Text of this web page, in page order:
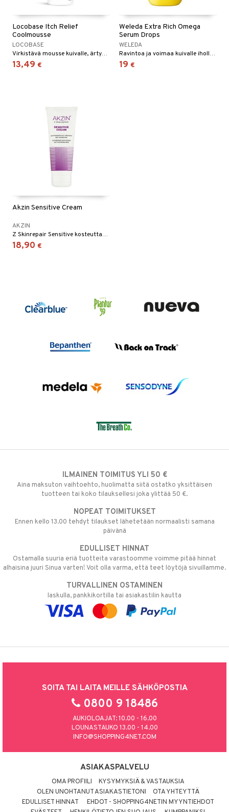
Locobase Itch Relief
Coolmousse
LOCOBASE
Virkistävä mousse kuivalle, ärtyneelle ja kutiavalle iholle
13,49 €
Weleda Extra Rich Omega
Serum Drops
WELEDA
Ravintoa ja voimaa kuivalle iholle – omega- ja avokadoöljyllä
19 €
Akzin Sensitive Cream
AKZIN
Z Skinrepair Sensitive kosteuttaa ihoa erityisen hyvin ja sopii erityisesti herkälle, kuivalle, kutiavalle ja ärtyneelle iholle sekä lapsilla että aikuisilla.
18,90 €
ILMAINEN TOIMITUS YLI 50 €
Aina maksuton vaihtoehto, huolimatta siitä ostatko yksittäisen
tuotteen tai koko tilauksellesi joka ylittää 50 €.
NOPEAT TOIMITUKSET
Ennen kello 13.00 tehdyt tilaukset lähetetään normaalisti samana
päivänä
EDULLISET HINNAT
Ostamalla suuria eriä tuotteita varastoomme voimme pitää hinnat
alhaisina juuri Sinua varten! Voit olla varma, että teet löytöjä sivuillamme.
TURVALLINEN OSTAMINEN
laskulla, pankkikortilla tai asiakastilin kautta
SOITA TAI LAITA MEILLE SÄHKÖPOSTIA
0800 9 18486
AUKIOLOAJAT: 10.00 - 16.00
LOUNASTAUKO 13.00 - 14.00
INFO@SHOPPING4NET.COM
ASIAKASPALVELU
OMA PROFIILI
KYSYMYKSIÄ & VASTAUKSIA
OLEN UNOHTANUT ASIAKASTIETONI
OTA YHTEYTTÄ
EDULLISET HINNAT
EHDOT - SHOPPING4NETIN MYYNTIEHDOT